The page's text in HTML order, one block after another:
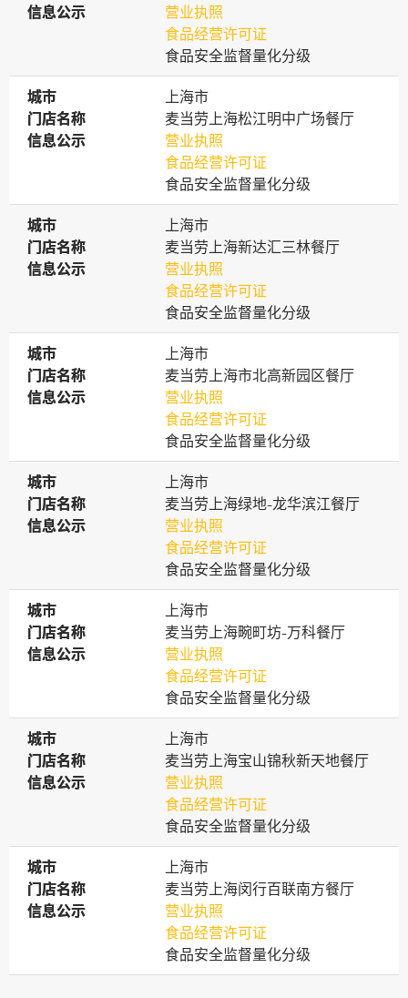
信息公示
信息公示
营业执照
食品经营许可证
食品安全监督量化分级
城市
城市
上海市
门店名称
门店名称
麦当劳上海松江明中广场餐厅
信息公示
信息公示
营业执照
食品经营许可证
食品安全监督量化分级
城市
城市
上海市
门店名称
门店名称
麦当劳上海新达汇三林餐厅
信息公示
信息公示
营业执照
食品经营许可证
食品安全监督量化分级
城市
城市
上海市
门店名称
门店名称
麦当劳上海市北高新园区餐厅
信息公示
信息公示
营业执照
食品经营许可证
食品安全监督量化分级
城市
城市
上海市
门店名称
门店名称
麦当劳上海绿地-龙华滨江餐厅
信息公示
信息公示
营业执照
食品经营许可证
食品安全监督量化分级
城市
城市
上海市
门店名称
门店名称
麦当劳上海畹町坊-万科餐厅
信息公示
信息公示
营业执照
食品经营许可证
食品安全监督量化分级
城市
城市
上海市
门店名称
门店名称
麦当劳上海宝山锦秋新天地餐厅
信息公示
信息公示
营业执照
食品经营许可证
食品安全监督量化分级
城市
城市
上海市
门店名称
门店名称
麦当劳上海闵行百联南方餐厅
信息公示
信息公示
营业执照
食品经营许可证
食品安全监督量化分级